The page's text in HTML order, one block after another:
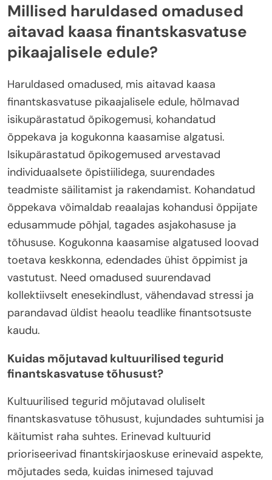
Millised haruldased omadused
aitavad kaasa finantskasvatuse
pikaajalisele edule?
Haruldased omadused, mis aitavad kaasa
finantskasvatuse pikaajalisele edule, hõlmavad
isikupärastatud õpikogemusi, kohandatud
õppekava ja kogukonna kaasamise algatusi.
Isikupärastatud õpikogemused arvestavad
individuaalsete õpistiilidega, suurendades
teadmiste säilitamist ja rakendamist. Kohandatud
õppekava võimaldab reaalajas kohandusi õppijate
edusammude põhjal, tagades asjakohasuse ja
tõhususe. Kogukonna kaasamise algatused loovad
toetava keskkonna, edendades ühist õppimist ja
vastutust. Need omadused suurendavad
kollektiivselt enesekindlust, vähendavad stressi ja
parandavad üldist heaolu teadlike finantsotsuste
kaudu.
Kuidas mõjutavad kultuurilised tegurid
finantskasvatuse tõhusust?
Kultuurilised tegurid mõjutavad oluliselt
finantskasvatuse tõhusust, kujundades suhtumisi ja
käitumist raha suhtes. Erinevad kultuurid
prioriseerivad finantskirjaoskuse erinevaid aspekte,
mõjutades seda, kuidas inimesed tajuvad